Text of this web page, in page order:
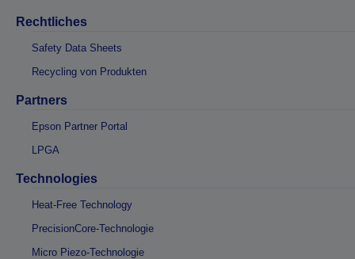
Rechtliches
Safety Data Sheets
Recycling von Produkten
Partners
Epson Partner Portal
LPGA
Technologies
Heat-Free Technology
PrecisionCore-Technologie
Micro Piezo-Technologie